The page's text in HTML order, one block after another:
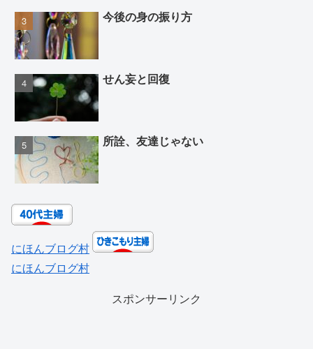
今後の身の振り方
せん妄と回復
所詮、友達じゃない
にほんブログ村
にほんブログ村
スポンサーリンク